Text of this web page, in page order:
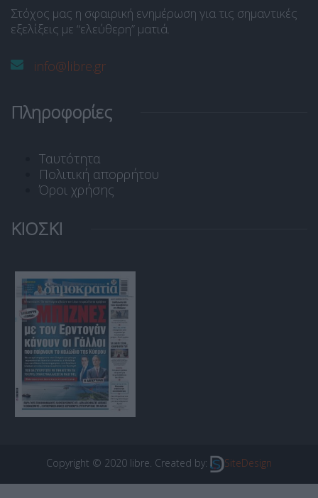
Στόχος μας η σφαιρική ενημέρωση για τις σημαντικές
εξελίξεις με “ελεύθερη” ματιά.
info@libre.gr
Πληροφορίες
Ταυτότητα
Πολιτική απορρήτου
Όροι χρήσης
ΚΙΟΣΚΙ
Copyright © 2020 libre. Created by: SiteDesign